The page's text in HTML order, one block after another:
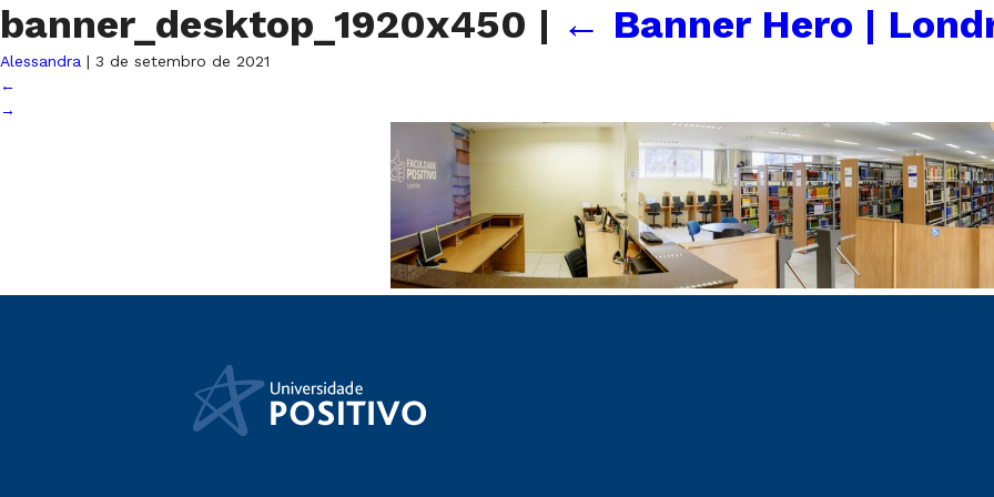
banner_desktop_1920x450 | ← Banner Hero |
Alessandra | 3 de setembro de 2021
←
→